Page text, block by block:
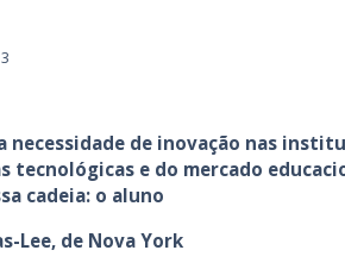
necessidade de inovação nas
tecnológicas e do mercado
cadeia: o aluno
Lee, de Nova York